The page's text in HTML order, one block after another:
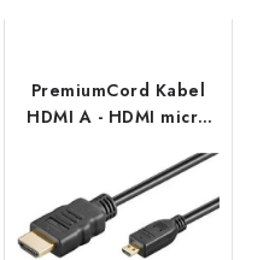
PremiumCord Kabel
HDMI A - HDMI micro